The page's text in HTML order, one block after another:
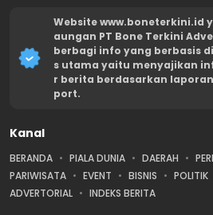
Website www.boneterkini.id
aungan PT Bone Terkini
berbagi info yang berbasis
s utama yaitu menyajikan
r berita berdasarkan
port.
Kanal
BERANDA PIALA DUNIA DAERAH
PARIWISATA
EVENT BISNIS POLITIK
ADVERTORIAL
INDEKS BERITA